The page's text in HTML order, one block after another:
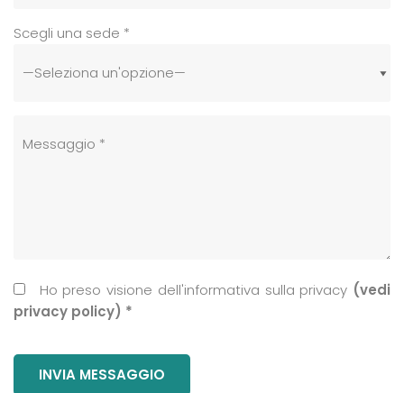
Scegli una sede *
Ho preso visione dell'informativa sulla privacy (vedi
privacy policy) *